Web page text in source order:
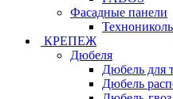
Фасадные панели
КРЕПЕЖ
Дюбеля
Дюбель для
Дюбель